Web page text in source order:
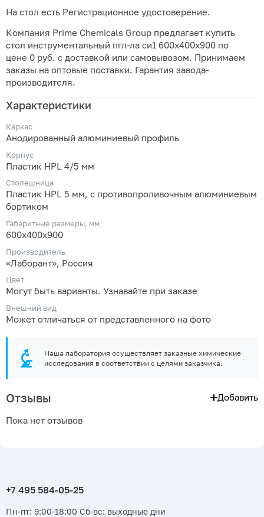
На стол есть Регистрационное удостоверение.
Компания Prime Chemicals Group предлагает купить
стол инструментальный пгл-ла си1 600х400х900 по
цене 0 руб. с доставкой или самовывозом. Принимаем
заказы на оптовые поставки. Гарантия завода-
производителя.
Характеристики
Каркас
Анодированный алюминиевый профиль
Корпус
Пластик HPL 4/5 мм
Столешница
Пластик HPL 5 мм, с противопроливочным алюминиевым
бортиком
Габаритные размеры, мм
600х400х900
Производитель
«Лаборант», Россия
Цвет
Могут быть варианты. Узнавайте при заказе
Внешний вид
Может отличаться от представленного на фото
Наша лаборатория осуществляет заказные химические
исследования в соответствии с целями заказчика.
Отзывы Добавить
Пока нет отзывов
Пн-пт: 9:00-18:00 Сб-вс: выходные дни